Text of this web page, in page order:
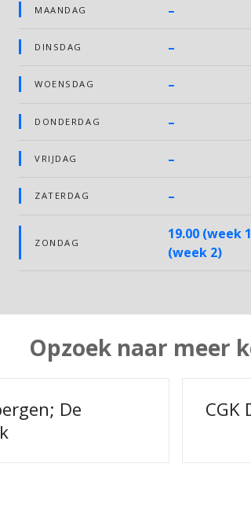
MAANDAG –
DINSDAG –
WOENSDAG –
DONDERDAG –
VRIJDAG –
ZATERDAG –
ZONDAG
19.00 (week
(week 2)
Opzoek naar meer